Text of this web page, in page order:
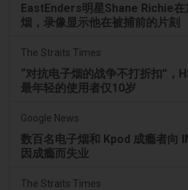
EastEnders明星Shane Richie
烟，录像显示他在被捕前的片刻
The Straits Times
“对抗电子烟的战争不打折扣”，
最年轻的使用者仅10岁
Google News
数百名电子烟和 Kpod 成瘾者向
因成瘾而失业
The Straits Times